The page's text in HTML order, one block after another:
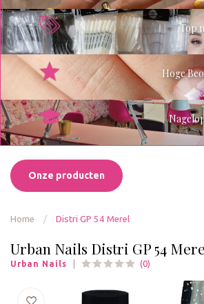
Top
Hoge
Onze producten
Home / Distri GP 54 Merel
Urban Nails Distri GP 54
Urban Nails (0)